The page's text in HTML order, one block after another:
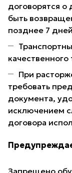
договорятся
быть
позднее 7
При
требовать
документа,
исключением
договора